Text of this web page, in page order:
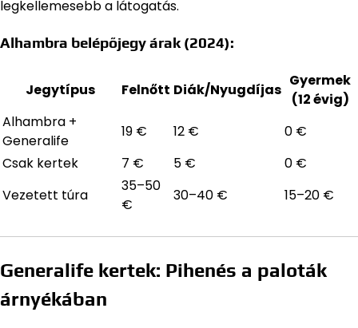
legkellemesebb a látogatás.
Alhambra belépőjegy árak (2024):
Jegytípus Felnőtt Diák/Nyugdíjas
Gyermek
(12 évig)
Alhambra +
Generalife
19 € 12 €
0 €
Csak kertek
7 € 5 €
0 €
Vezetett túra
35–50
€
30–40 € 15–20 €
Generalife kertek: Pihenés a paloták
árnyékában